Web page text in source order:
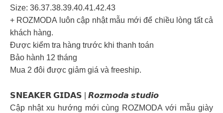
Size: 36.37.38.39.40.41.42.43
+ ROZMODA luôn cập nhật mẫu mới để chiều lòng tất cả
khách hàng.
Được kiểm tra hàng trước khi thanh toán
Bảo hành 12 tháng
Mua 2 đôi được giảm giá và freeship.
𝗦𝗡𝗘𝗔𝗞𝗘𝗥 𝗚𝗜𝗗𝗔𝗦 | 𝙍𝙤𝙯𝙢𝙤𝙙𝙖 𝙨𝙩𝙪𝙙𝙞𝙤
Cập nhật xu hướng mới cùng ROZMODA với mẫu giày